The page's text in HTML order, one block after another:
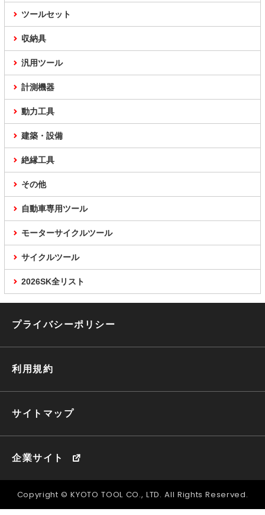
ツールセット
収納具
汎用ツール
計測機器
動力工具
建築・設備
絶縁工具
その他
自動車専用ツール
モーターサイクルツール
サイクルツール
2026SK全リスト
プライバシーポリシー
利用規約
サイトマップ
企業サイト
Copyright © KYOTO TOOL CO., LTD. All Rights Reserved.